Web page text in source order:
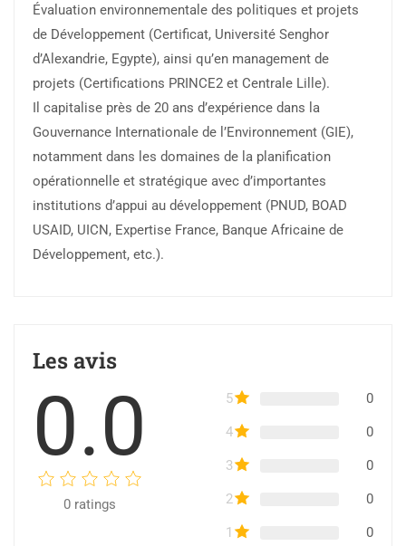
Évaluation environnementale des politiques et projets
de Développement (Certificat, Université Senghor
d’Alexandrie, Egypte), ainsi qu’en management de
projets (Certifications PRINCE2 et Centrale Lille).
Il capitalise près de 20 ans d’expérience dans la
Gouvernance Internationale de l’Environnement (GIE),
notamment dans les domaines de la planification
opérationnelle et stratégique avec d’importantes
institutions d’appui au développement (PNUD, BOAD
USAID, UICN, Expertise France, Banque Africaine de
Développement, etc.).
Les avis
0.0
0 ratings
5 0
4 0
3 0
2 0
1 0